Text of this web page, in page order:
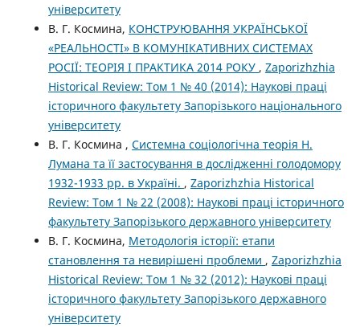
університету
В. Г. Космина, КОНСТРУЮВАННЯ УКРАЇНСЬКОЇ
«РЕАЛЬНОСТІ» В КОМУНІКАТИВНИХ СИСТЕМАХ
РОСІЇ: ТЕОРІЯ І ПРАКТИКА 2014 РОКУ , Zaporizhzhia
Historical Review: Том 1 № 40 (2014): Наукові праці
історичного факультету Запорізького національного
університету
В. Г. Космина , Системна соціологічна теорія Н.
Лумана та її застосування в дослідженні голодомору
1932-1933 рр. в Україні. , Zaporizhzhia Historical
Review: Том 1 № 22 (2008): Наукові праці історичного
факультету Запорізького державного університету
В. Г. Космина, Методологія історії: етапи
становлення та невирішені проблеми , Zaporizhzhia
Historical Review: Том 1 № 32 (2012): Наукові праці
історичного факультету Запорізького державного
університету